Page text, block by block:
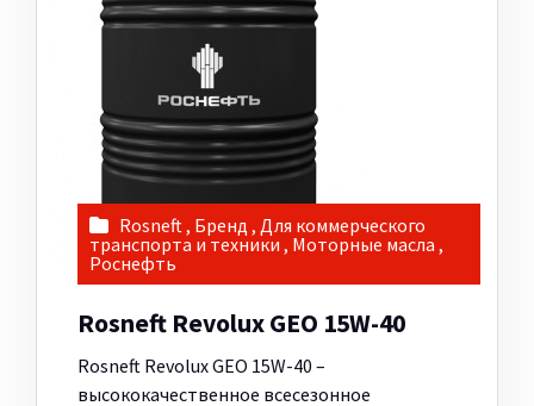
Rosneft, Бренд , Для коммерческого
транспорта и техники , Моторные масла ,
Роснефть
Rosneft Revolux GEO 15W-40
Rosneft Revolux GEO 15W-40 –
высококачественное всесезонное